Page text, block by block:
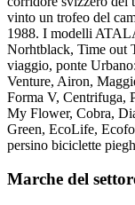
vinto un trofeo del
1988. I modelli
Norhtblack, Time out
viaggio, ponte
Venture, Airon,
Forma V, Centrifuga,
My Flower, Cobra,
Green, EcoLife,
persino biciclette
Marche del